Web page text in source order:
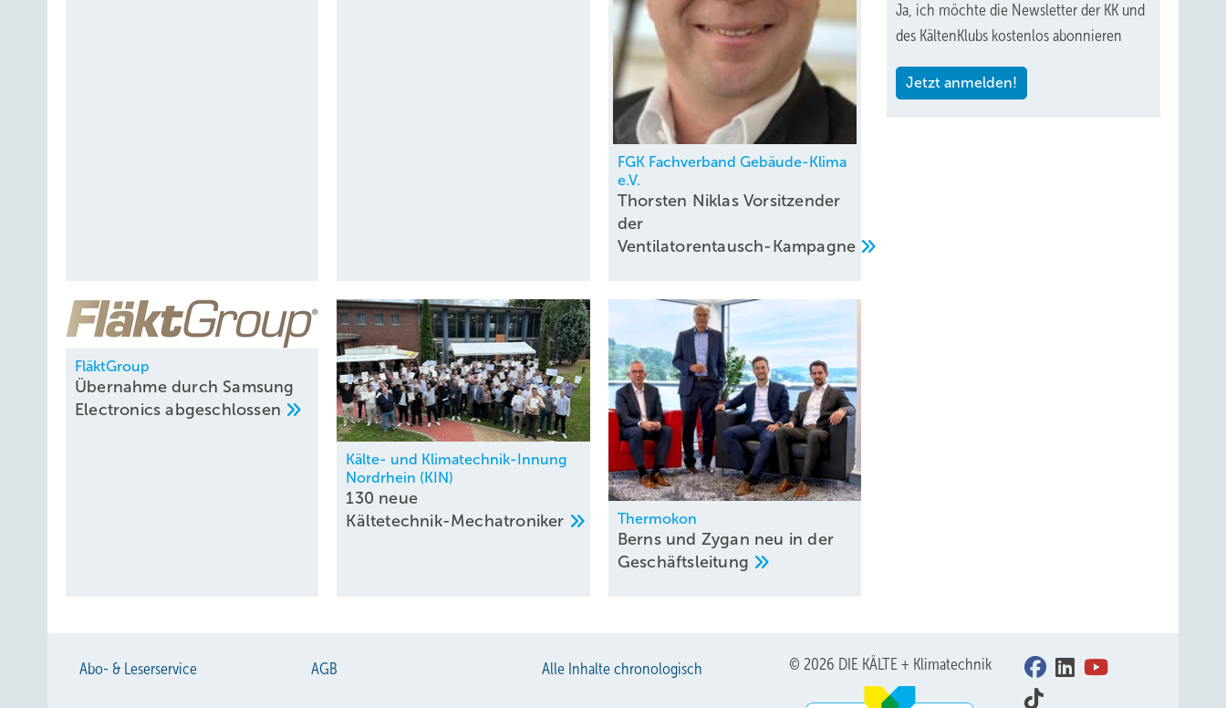
FGK Fachverband Gebäude-Klima
e.V.
Thorsten Niklas Vorsitzender
der
Ventilatorentausch-Kampagne
FläktGroup
Übernahme durch Samsung
Electronicsabgeschlossen
Kälte- und Klimatechnik-Innung
Nordrhein (KIN)
130 neue
Kältetechnik-Mechatroniker
Thermokon
Berns und Zygan neu in der
Geschäftsleitung
Ja, ich möchte die Newsletter der KK und
des KältenKlubs kostenlos abonnieren
Jetzt anmelden!
Abo- & Leserservice AGB Alle Inhalte chronologisch © 2026 DIE KÄLTE + Klimatechnik